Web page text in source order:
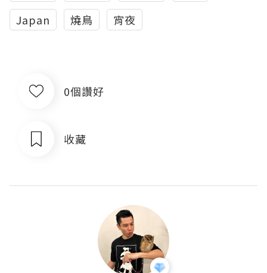
Japan
燒鳥 宵夜
0個讚好
收藏